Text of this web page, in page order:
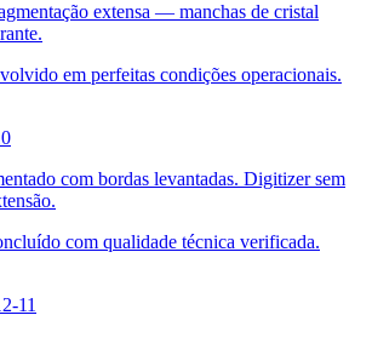
extensa — manchas de cristal
em perfeitas condições operacionais.
com bordas levantadas. Digitizer sem
com qualidade técnica verificada.
11